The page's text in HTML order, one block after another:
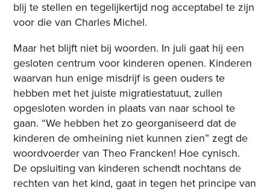
blij te stellen en tegelijkertijd nog acceptabel te zijn
voor die van Charles Michel.
Maar het blijft niet bij woorden. In juli gaat hij een
gesloten centrum voor kinderen openen. Kinderen
waarvan hun enige misdrijf is geen ouders te
hebben met het juiste migratiestatuut, zullen
opgesloten worden in plaats van naar school te
gaan. “We hebben het zo georganiseerd dat de
kinderen de omheining niet kunnen zien” zegt de
woordvoerder van Theo Francken! Hoe cynisch.
De opsluiting van kinderen schendt nochtans de
rechten van het kind, gaat in tegen het principe van